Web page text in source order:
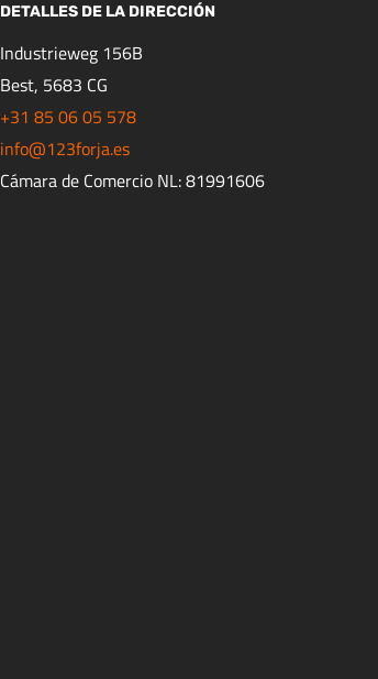
DETALLES DE LA DIRECCIÓN
Industrieweg 156B
Best, 5683 CG
+31 85 06 05 578
info@123forja.es
Cámara de Comercio NL: 81991606